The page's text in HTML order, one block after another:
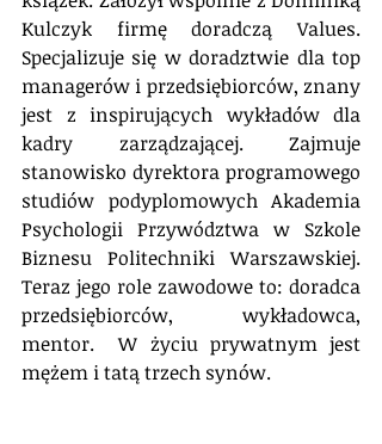
Kulczyk firmę doradczą Values.
Specjalizuje się w doradztwie dla top
managerów i przedsiębiorców, znany
jest z inspirujących wykładów dla
kadry zarządzającej. Zajmuje
stanowisko dyrektora programowego
studiów podyplomowych Akademia
Psychologii Przywództwa w Szkole
Biznesu Politechniki Warszawskiej.
Teraz jego role zawodowe to: doradca
przedsiębiorców, wykładowca,
mentor.  W życiu prywatnym jest
mężem i tatą trzech synów.​